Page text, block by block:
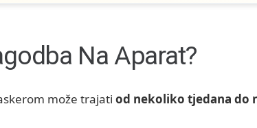
Na Aparat?
može trajati od nekoliko tjedana do